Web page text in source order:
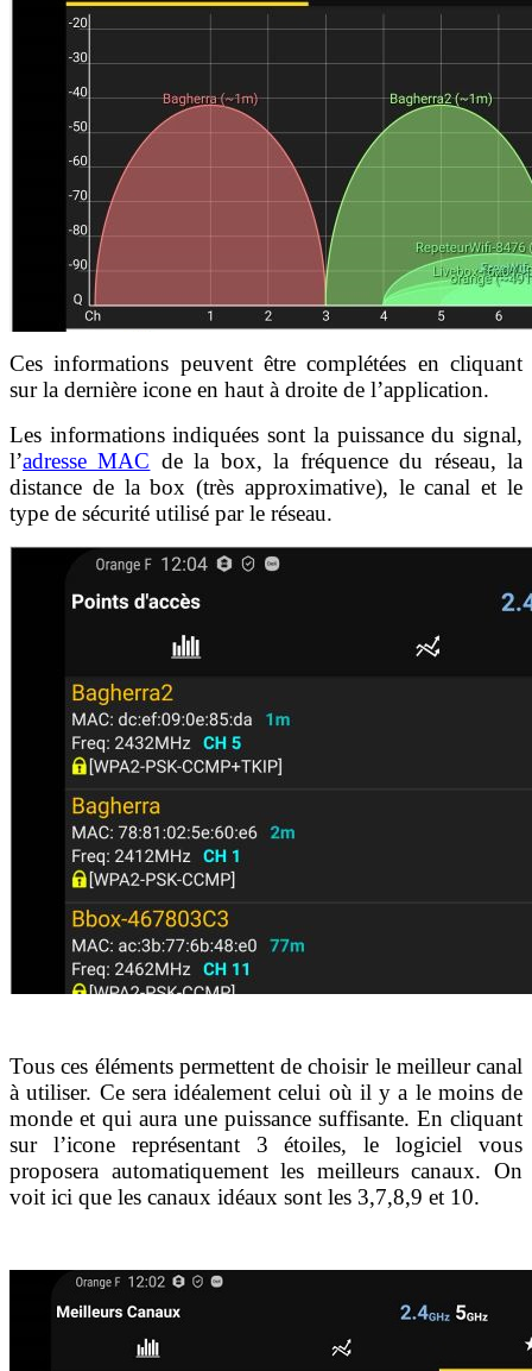
Ces informations peuvent être complétées en cliquant
sur la dernière icone en haut à droite de l’application.
Les informations indiquées sont la puissance du signal,
l’adresse MAC de la box, la fréquence du réseau, la
distance de la box (très approximative), le canal et le
type de sécurité utilisé par le réseau.
Tous ces éléments permettent de choisir le meilleur canal
à utiliser. Ce sera idéalement celui où il y a le moins de
monde et qui aura une puissance suffisante. En cliquant
sur l’icone représentant 3 étoiles, le logiciel vous
proposera automatiquement les meilleurs canaux. On
voit ici que les canaux idéaux sont les 3,7,8,9 et 10.